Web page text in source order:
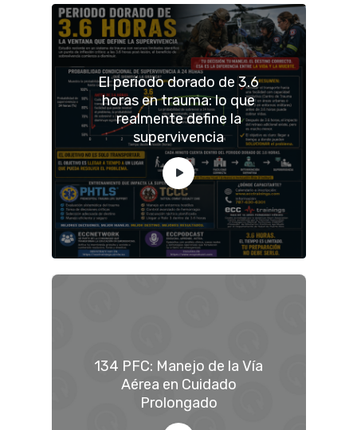
El periodo dorado de 3.6
horas en trauma: lo que
realmente define la
supervivencia
134 PFC: Manejo de la Vía
Aérea en Cuidado
Prolongado